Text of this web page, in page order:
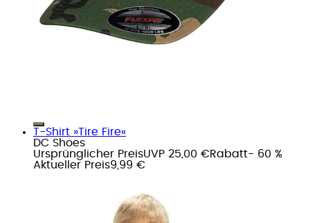
T-Shirt »Tire Fire«
DC Shoes
Ursprünglicher PreisUVP 25,00 €Rabatt- 60 %
Aktueller Preis9,99 €